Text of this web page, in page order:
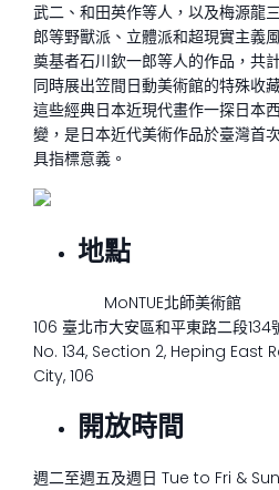
武二、和田英作等人，以及梅源龍
郎等野獸派、立體派和超現實主義
奠基者石川欽一郎等人的作品，共
同時展出笠間日動美術館的特殊收
這些經典日本近現代畫作一探日本
變，是日本近代美術作品於臺灣首
具指標意義。
地點
MoNTUE北師美術館
106 臺北市大安區和平東路二段134
No. 134, Section 2, Heping East
City, 106
開放時間
週二至週五及週日 Tue to Fri &